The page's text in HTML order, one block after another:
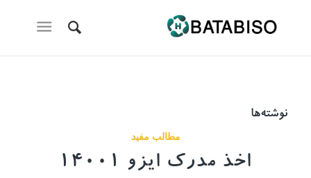
نوشته‌ها
مطالب مفید
اخذ مدرک ایزو 14001